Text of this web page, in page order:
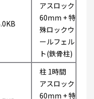
アスロック
60mm + 特
殊ロックウ
ールフェル
ト(鉄骨柱)
柱 1時間
アスロック
60mm + 特